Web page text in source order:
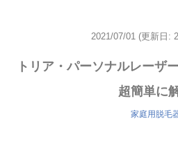
2021/07/01 (更新日:
トリア・パーソナルレーザ
超簡単に
家庭用脱毛